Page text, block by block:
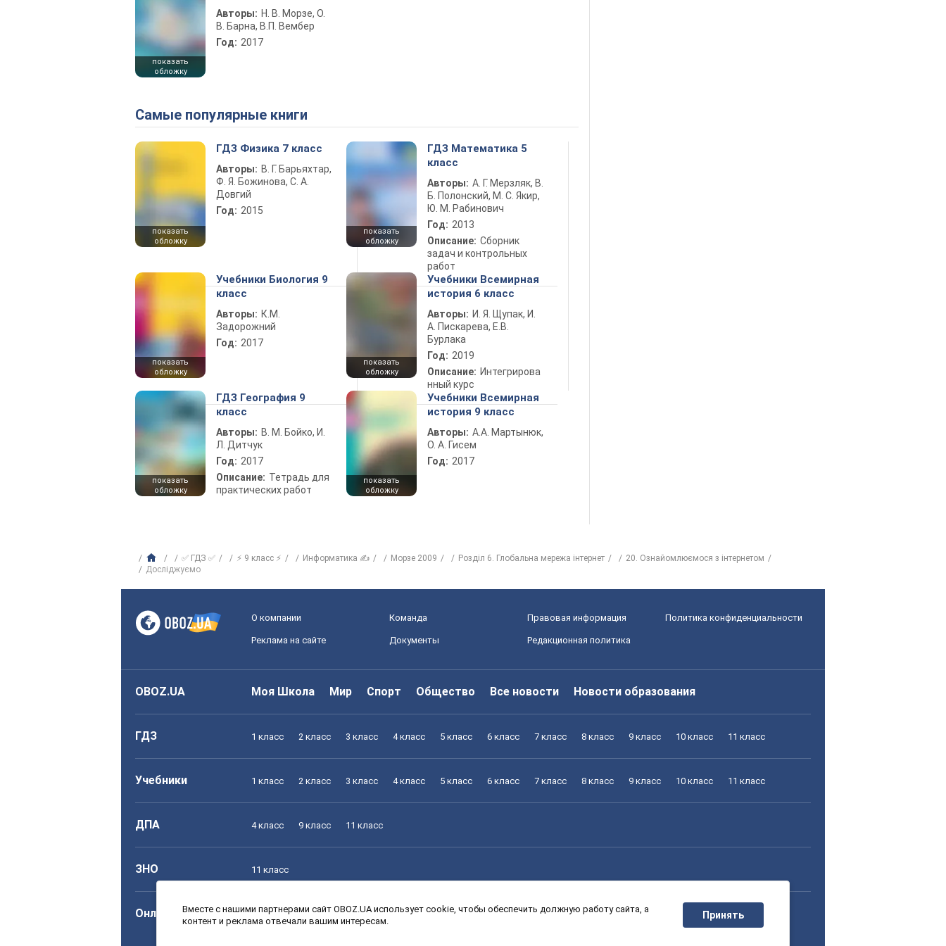
показать
обложку
Авторы: Н. В. Морзе, О.
В. Барна, В.П. Вембер
Год: 2017
Самые популярные книги
показать
обложку
ГДЗ Физика 7 класс
Авторы: В. Г. Барьяхтар,
Ф. Я. Божинова, С. А.
Довгий
Год: 2015
показать
обложку
ГДЗ Математика 5
класс
Авторы: А. Г. Мерзляк, В.
Б. Полонский, М. С. Якир,
Ю. М. Рабинович
Год: 2013
Описание: Сборник
задач и контрольных
работ
показать
обложку
Учебники Биология 9
класс
Авторы: К.М.
Задорожний
Год: 2017
показать
обложку
Учебники Всемирная
история 6 класс
Авторы: И. Я. Щупак, И.
А. Пискарева, Е.В.
Бурлака
Год: 2019
Описание: Интегрирова
нный курс
показать
обложку
ГДЗ География 9
класс
Авторы: В. М. Бойко, И.
Л. Дитчук
Год: 2017
Описание: Тетрадь для
практических работ
показать
обложку
Учебники Всемирная
история 9 класс
Авторы: А.А. Мартынюк,
О. А. Гисем
Год: 2017
✅ ГДЗ ✅ ⚡ 9 класс ⚡ Информатика ✍ Морзе 2009 Розділ 6. Глобальна мережа інтернет
20. Ознайомлюємося з інтернетом
Досліджуємо
О компании Команда Правовая информация Политика конфиденциальности
Реклама на сайте Документы Редакционная политика
OBOZ.UA Моя Школа Мир Спорт Общество Все новости Новости образования
ГДЗ 1 класс 2 класс 3 класс 4 класс 5 класс 6 класс 7 класс 8 класс 9 класс 10 класс 11 класс
Учебники 1 класс 2 класс 3 класс 4 класс 5 класс 6 класс 7 класс 8 класс 9 класс 10 класс 11 класс
ДПА 4 класс 9 класс 11 класс
ЗНО 11 класс
Онлайн уроки 1 класс 2 класс 3 класс 4 класс 5 класс 6 класс 7 класс 8 класс 9 класс 10 класс 11 класс
Вместе с нашими партнерами сайт OBOZ.UA использует cookie, чтобы обеспечить должную работу сайта, а
контент и реклама отвечали вашим интересам.
Принять